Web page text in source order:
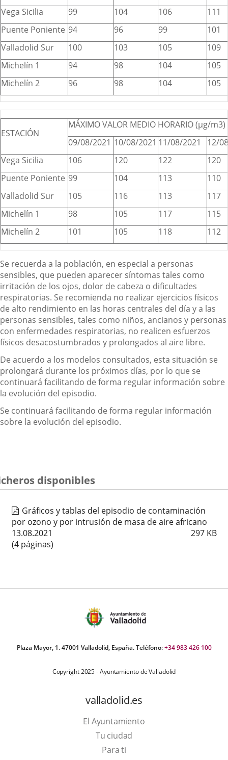
Vega Sicilia
99 104 106
111
Puente Poniente 94 96 99
101
Valladolid Sur
100 103 105
109
Michelín 1
94 98 104
105
Michelín 2
96 98 104 105
ESTACIÓN
MÁXIMO VALOR MEDIO HORARIO (µg/m3)
09/08/2021 10/08/2021 11/08/2021
12/
Vega Sicilia
106 120 122
120
Puente Poniente 99 104 113
110
Valladolid Sur
105 116 113
117
Michelín 1
98 105 117
115
Michelín 2
101 105 118 112
Se recuerda a la población, en especial a personas
sensibles, que pueden aparecer síntomas tales como
irritación de los ojos, dolor de cabeza o dificultades
respiratorias. Se recomienda no realizar ejercicios físicos
de alto rendimiento en las horas centrales del día y a las
personas sensibles, tales como niños, ancianos y personas
con enfermedades respiratorias, no realicen esfuerzos
físicos desacostumbrados y prolongados al aire libre.
De acuerdo a los modelos consultados, esta situación se
prolongará durante los próximos días, por lo que se
continuará facilitando de forma regular información sobre
la evolución del episodio.
Se continuará facilitando de forma regular información
sobre la evolución del episodio.
disponibles
Gráficos y tablas del episodio de contaminación
por ozono y por intrusión de masa de aire africano
13.08.2021
297 KB
(4 páginas)
Plaza Mayor, 1. 47001 Valladolid, España. Teléfono:+34 983 426 100
Copyright 2025 - Ayuntamiento de Valladolid
valladolid.es
El Ayuntamiento
Tu ciudad
Para ti